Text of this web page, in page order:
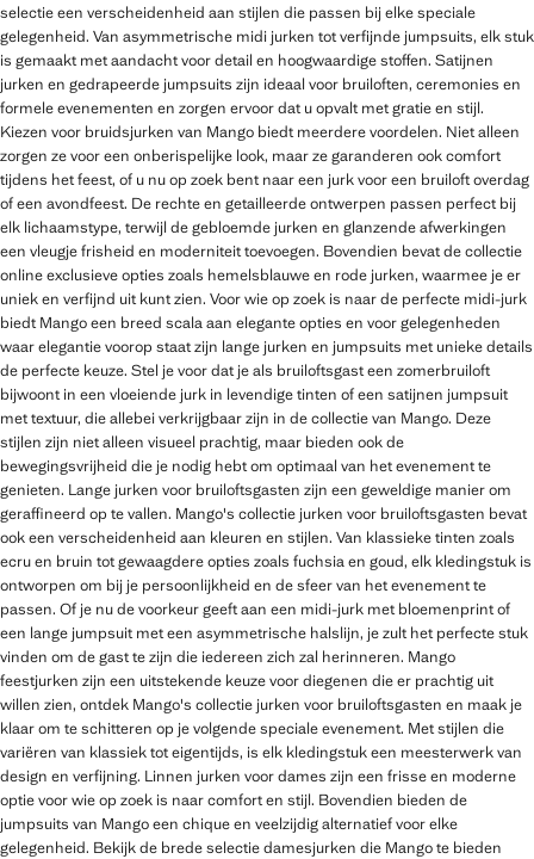
selectie een verscheidenheid aan stijlen die passen bij elke speciale
gelegenheid. Van asymmetrische midi jurken tot verfijnde jumpsuits, elk stuk
is gemaakt met aandacht voor detail en hoogwaardige stoffen. Satijnen
jurken en gedrapeerde jumpsuits zijn ideaal voor bruiloften, ceremonies en
formele evenementen en zorgen ervoor dat u opvalt met gratie en stijl.
Kiezen voor bruidsjurken van Mango biedt meerdere voordelen. Niet alleen
zorgen ze voor een onberispelijke look, maar ze garanderen ook comfort
tijdens het feest, of u nu op zoek bent naar een jurk voor een bruiloft overdag
of een avondfeest. De rechte en getailleerde ontwerpen passen perfect bij
elk lichaamstype, terwijl de gebloemde jurken en glanzende afwerkingen
een vleugje frisheid en moderniteit toevoegen. Bovendien bevat de collectie
online exclusieve opties zoals hemelsblauwe en rode jurken, waarmee je er
uniek en verfijnd uit kunt zien. Voor wie op zoek is naar de perfecte midi-jurk
biedt Mango een breed scala aan elegante opties en voor gelegenheden
waar elegantie voorop staat zijn lange jurken en jumpsuits met unieke details
de perfecte keuze. Stel je voor dat je als bruiloftsgast een zomerbruiloft
bijwoont in een vloeiende jurk in levendige tinten of een satijnen jumpsuit
met textuur, die allebei verkrijgbaar zijn in de collectie van Mango. Deze
stijlen zijn niet alleen visueel prachtig, maar bieden ook de
bewegingsvrijheid die je nodig hebt om optimaal van het evenement te
genieten. Lange jurken voor bruiloftsgasten zijn een geweldige manier om
geraffineerd op te vallen. Mango's collectie jurken voor bruiloftsgasten bevat
ook een verscheidenheid aan kleuren en stijlen. Van klassieke tinten zoals
ecru en bruin tot gewaagdere opties zoals fuchsia en goud, elk kledingstuk is
ontworpen om bij je persoonlijkheid en de sfeer van het evenement te
passen. Of je nu de voorkeur geeft aan een midi-jurk met bloemenprint of
een lange jumpsuit met een asymmetrische halslijn, je zult het perfecte stuk
vinden om de gast te zijn die iedereen zich zal herinneren. Mango
feestjurken zijn een uitstekende keuze voor diegenen die er prachtig uit
willen zien, ontdek Mango's collectie jurken voor bruiloftsgasten en maak je
klaar om te schitteren op je volgende speciale evenement. Met stijlen die
variëren van klassiek tot eigentijds, is elk kledingstuk een meesterwerk van
design en verfijning. Linnen jurken voor dames zijn een frisse en moderne
optie voor wie op zoek is naar comfort en stijl. Bovendien bieden de
jumpsuits van Mango een chique en veelzijdig alternatief voor elke
gelegenheid. Bekijk de brede selectie damesjurken die Mango te bieden